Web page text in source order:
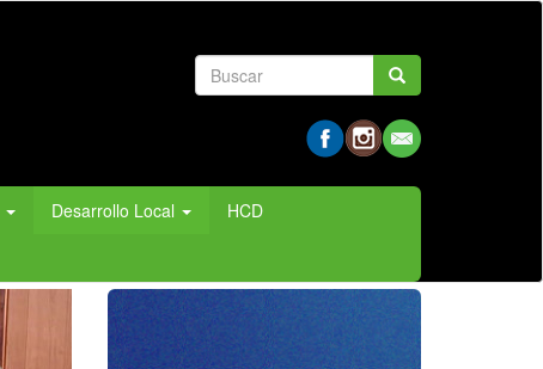
Formulario
búsqueda
Desarrollo Local
HCD